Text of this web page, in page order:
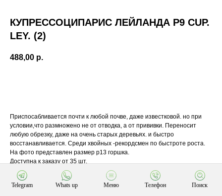
Telegram Whats up Меню Телефон Поиск
КУПРЕССОЦИПАРИС ЛЕЙЛАНДА Р9 CUP.
LEY. (2)
488,00 р.
Приспосабливается почти к любой почве, даже известковой. но при
условии,что размножено не от отводка, а от прививки. Переносит
любую обрезку, даже на очень старых деревьях. и быстро
восстанавливается. Среди хвойных -рекордсмен по быстроте роста.
На фото представлен размер р13 горшка.
Доступна к заказу от 35 шт.